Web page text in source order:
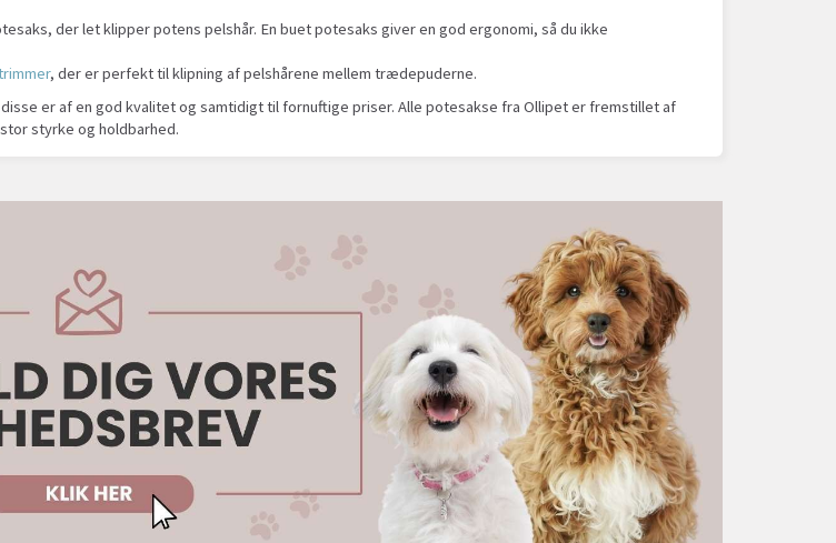
der let klipper potens pelshår. En buet potesaks giver en god ergonomi, så du ikke
, der er perfekt til klipning af pelshårene mellem trædepuderne.
er af en god kvalitet og samtidigt til fornuftige priser. Alle potesakse fra Ollipet er fremstillet af
styrke og holdbarhed.